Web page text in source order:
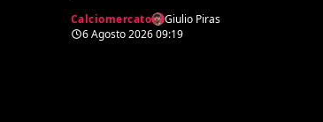
Calciomercato
Giulio Piras
6 Agosto 202609:19